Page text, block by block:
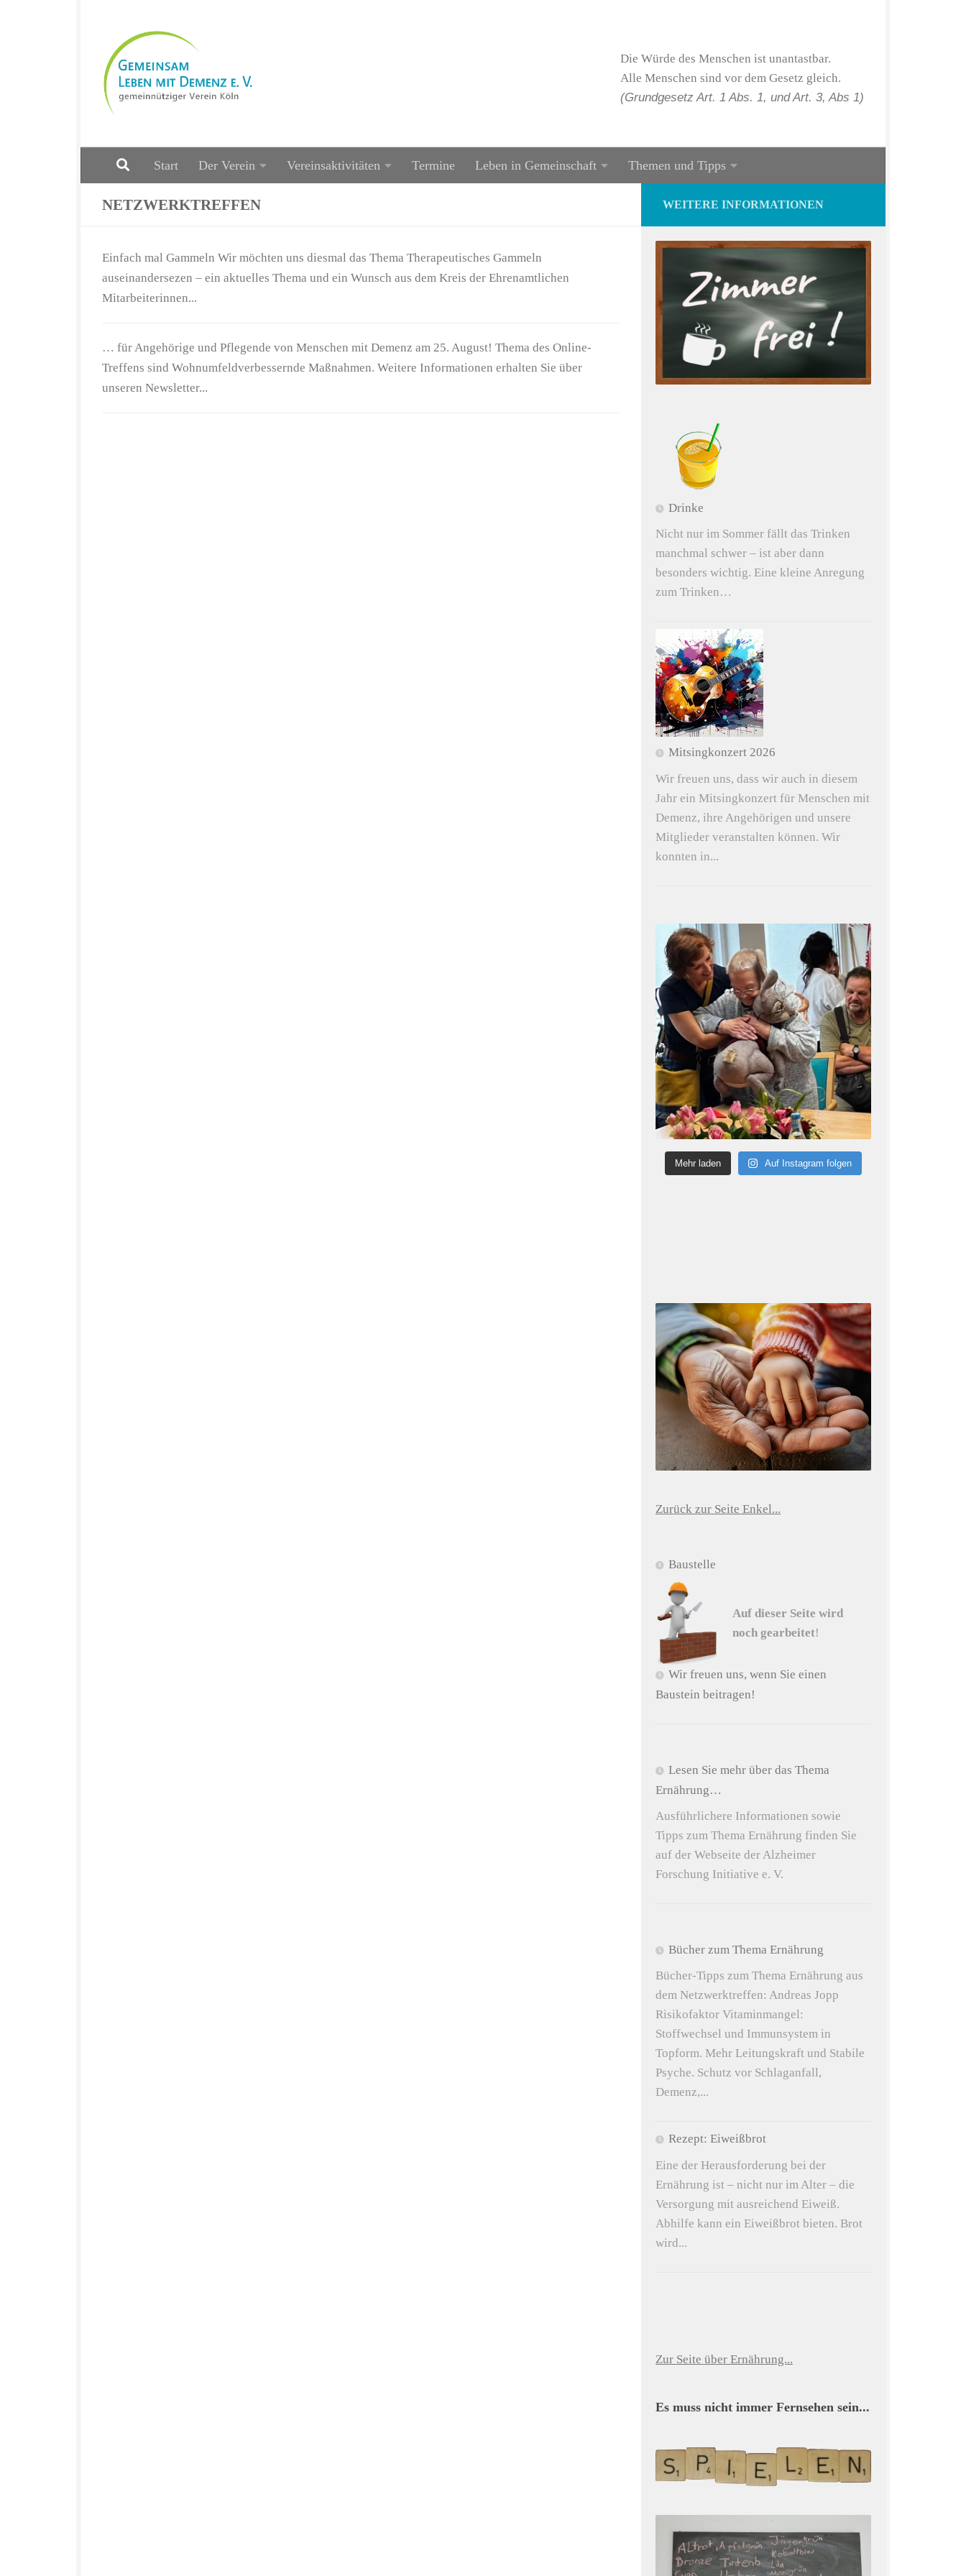
Die Würde des Menschen ist unantastbar.
Alle Menschen sind vor dem Gesetz gleich.
(Grundgesetz Art. 1 Abs. 1, und Art. 3, Abs 1)
Start Der Verein Vereinsaktivitäten Termine Leben in Gemeinschaft Themen und Tipps
NETZWERKTREFFEN
Einfach mal Gammeln Wir möchten uns diesmal das Thema Therapeutisches Gammeln
auseinandersezen – ein aktuelles Thema und ein Wunsch aus dem Kreis der Ehrenamtlichen
Mitarbeiterinnen...
… für Angehörige und Pflegende von Menschen mit Demenz am 25. August! Thema des Online-
Treffens sind Wohnumfeldverbessernde Maßnahmen. Weitere Informationen erhalten Sie über
unseren Newsletter...
WEITERE INFORMATIONEN
Drinke
Nicht nur im Sommer fällt das Trinken
manchmal schwer – ist aber dann
besonders wichtig. Eine kleine Anregung
zum Trinken…
Mitsingkonzert 2026
Wir freuen uns, dass wir auch in diesem
Jahr ein Mitsingkonzert für Menschen mit
Demenz, ihre Angehörigen und unsere
Mitglieder veranstalten können. Wir
konnten in...
Mehr laden Auf Instagram folgen
Zurück zur Seite Enkel...
Baustelle
Auf dieser Seite wird
noch gearbeitet!
Wir freuen uns, wenn Sie einen
Baustein beitragen!
Lesen Sie mehr über das Thema
Ernährung…
Ausführlichere Informationen sowie
Tipps zum Thema Ernährung finden Sie
auf der Webseite der Alzheimer
Forschung Initiative e. V.
Bücher zum Thema Ernährung
Bücher-Tipps zum Thema Ernährung aus
dem Netzwerktreffen: Andreas Jopp
Risikofaktor Vitaminmangel:
Stoffwechsel und Immunsystem in
Topform. Mehr Leitungskraft und Stabile
Psyche. Schutz vor Schlaganfall,
Demenz,...
Rezept: Eiweißbrot
Eine der Herausforderung bei der
Ernährung ist – nicht nur im Alter – die
Versorgung mit ausreichend Eiweiß.
Abhilfe kann ein Eiweißbrot bieten. Brot
wird...
Zur Seite über Ernährung...
Es muss nicht immer Fernsehen sein...